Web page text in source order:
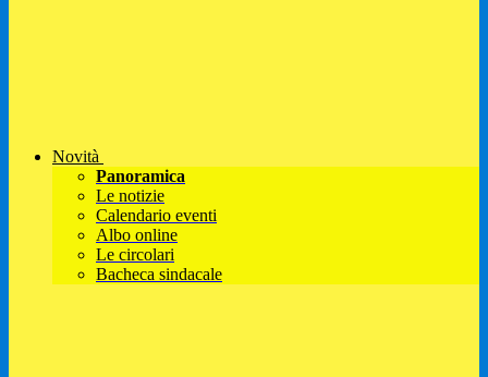
Novità
Panoramica
Le notizie
Calendario eventi
Albo online
Le circolari
Bacheca sindacale